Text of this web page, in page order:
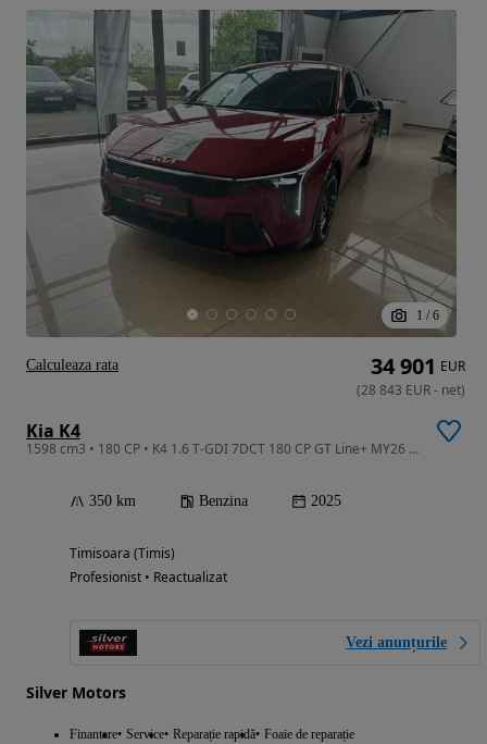
1 / 6
Kia K4
1598 cm3 • 180 CP • K4 1.6 T-GDI 7DCT 180 CP GT Line+ MY26 (MY 2026)
350 km Benzina 2025
Timisoara (Timis)
Profesionist • Reactualizat
Vezi anunțurile
Silver Motors
Finantare Service Reparație rapidă Foaie de reparație
34 901 EUR
(28 843 EUR- net)
Calculeaza rata